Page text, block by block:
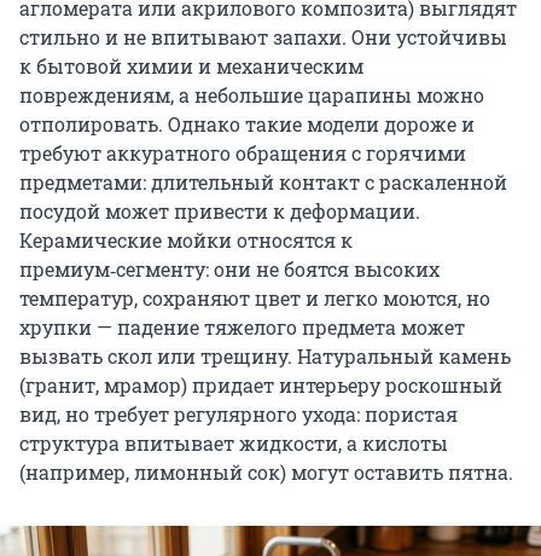
агломерата или акрилового композита) выглядят
стильно и не впитывают запахи. Они устойчивы
к бытовой химии и механическим
повреждениям, а небольшие царапины можно
отполировать. Однако такие модели дороже и
требуют аккуратного обращения с горячими
предметами: длительный контакт с раскаленной
посудой может привести к деформации.
Керамические мойки относятся к
премиум‑сегменту: они не боятся высоких
температур, сохраняют цвет и легко моются, но
хрупки — падение тяжелого предмета может
вызвать скол или трещину. Натуральный камень
(гранит, мрамор) придает интерьеру роскошный
вид, но требует регулярного ухода: пористая
структура впитывает жидкости, а кислоты
(например, лимонный сок) могут оставить пятна.